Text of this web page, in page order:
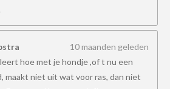
10 maanden geleden
hoe met je hondje ,of t nu een
maakt niet uit wat voor ras, dan niet